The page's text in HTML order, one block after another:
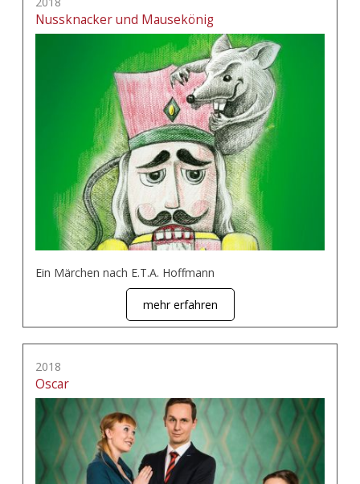
Nussknacker und Mausekönig
Ein Märchen nach E.T.A. Hoffmann
mehr erfahren
2018
Oscar